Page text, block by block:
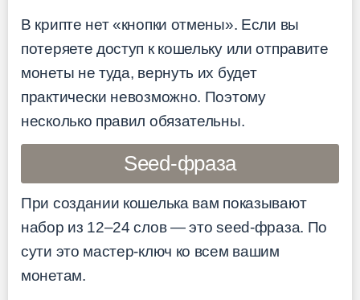
В крипте нет «кнопки отмены». Если вы
потеряете доступ к кошельку или отправите
монеты не туда, вернуть их будет
практически невозможно. Поэтому
несколько правил обязательны.
Seed-фраза
При создании кошелька вам показывают
набор из 12–24 слов — это seed-фраза. По
сути это мастер-ключ ко всем вашим
монетам.